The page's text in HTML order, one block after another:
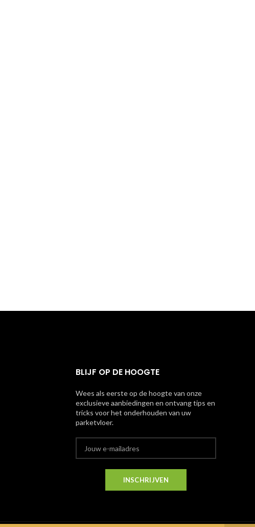
BLIJF OP DE HOOGTE
Wees als eerste op de hoogte van onze
exclusieve aanbiedingen en ontvang tips en
tricks voor het onderhouden van uw
parketvloer.